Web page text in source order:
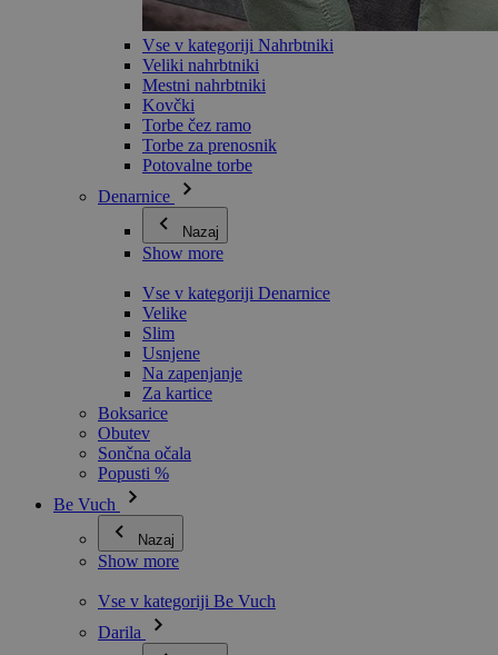
Vse v kategoriji Nahrbtniki
Veliki nahrbtniki
Mestni nahrbtniki
Kovčki
Torbe čez ramo
Torbe za prenosnik
Potovalne torbe
Denarnice
Nazaj
Show more
Vse v kategoriji Denarnice
Velike
Slim
Usnjene
Na zapenjanje
Za kartice
Boksarice
Obutev
Sončna očala
Popusti %
Be Vuch
Nazaj
Show more
Vse v kategoriji Be Vuch
Darila